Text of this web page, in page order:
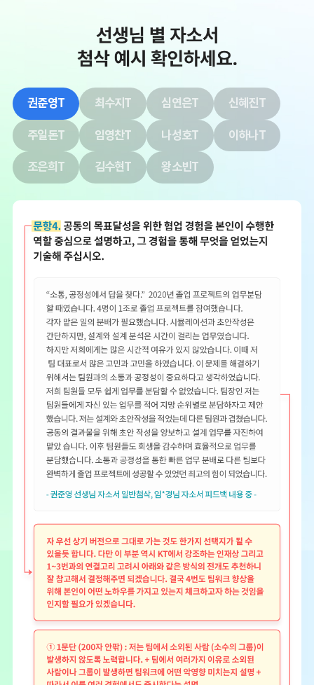
권준영T 최수지T 심연은T 신혜진T
주일돈T 임영찬T 나성호T 이하나T
조은희T 김수현T 왕소빈T